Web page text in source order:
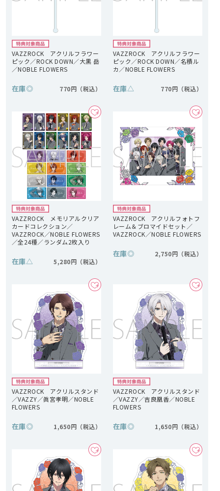
VAZZROCK アクリルフラワー
ピック／ROCK DOWN／大黒 岳
／NOBLE FLOWERS
在庫◎ 770円
VAZZROCK アクリルフラワー
ピック／ROCK DOWN／名積ル
カ／NOBLE FLOWERS
在庫△ 770円
VAZZROCK メモリアルクリア
カードコレクション／
VAZZROCK／NOBLE FLOWERS
／全24種／ランダム2枚入り
在庫△ 5,280円
VAZZROCK アクリルフォトフ
レーム＆ブロマイドセット／
VAZZROCK／NOBLE FLOWERS
在庫◎ 2,750円
VAZZROCK アクリルスタンド
／VAZZY／眞宮孝明／NOBLE
FLOWERS
在庫◎ 1,650円
VAZZROCK アクリルスタンド
／VAZZY／吉良凰香／NOBLE
FLOWERS
在庫◎ 1,650円